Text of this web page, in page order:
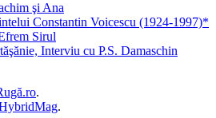
şi Ana
Constantin Voicescu (1924-1997)*
Sirul
Interviu cu P.S. Damaschin
.
.